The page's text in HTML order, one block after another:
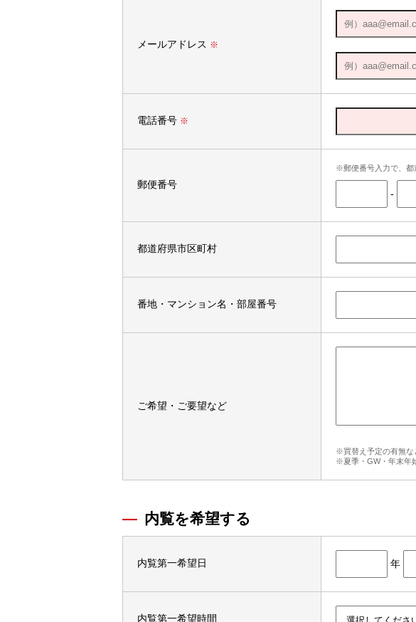
メールアドレス ※
電話番号 ※
郵便番号
※郵便番号入力で、都
-
都道府県市区町村
番地・マンション名・部屋番号
ご希望・ご要望など
※買替え予定の有無な
※夏季・GW・年末年
内覧を希望する
内覧第一希望日 年
内覧第一希望時間